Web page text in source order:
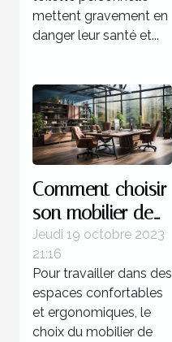
mettent gravement en
danger leur santé et...
Comment choisir
son mobilier de
bureau ?
Jeudi 19 octobre 2023
21:16
Pour travailler dans des
espaces confortables
et ergonomiques, le
choix du mobilier de